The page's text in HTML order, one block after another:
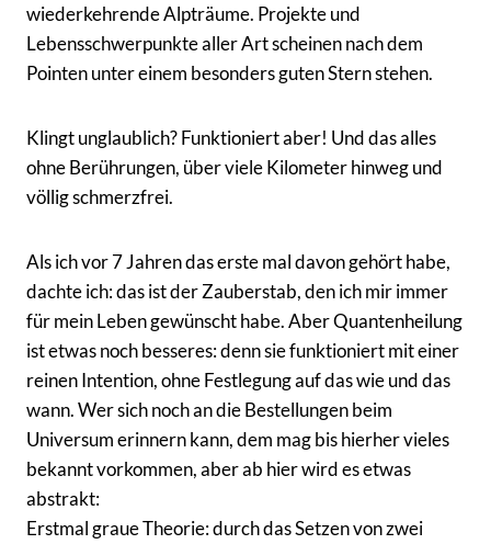
wiederkehrende Alpträume. Projekte und
Lebensschwerpunkte aller Art scheinen nach dem
Pointen unter einem besonders guten Stern stehen.
Klingt unglaublich? Funktioniert aber! Und das alles
ohne Berührungen, über viele Kilometer hinweg und
völlig schmerzfrei.
Als ich vor 7 Jahren das erste mal davon gehört habe,
dachte ich: das ist der Zauberstab, den ich mir immer
für mein Leben gewünscht habe. Aber Quantenheilung
ist etwas noch besseres: denn sie funktioniert mit einer
reinen Intention, ohne Festlegung auf das wie und das
wann. Wer sich noch an die Bestellungen beim
Universum erinnern kann, dem mag bis hierher vieles
bekannt vorkommen, aber ab hier wird es etwas
abstrakt:
Erstmal graue Theorie: durch das Setzen von zwei